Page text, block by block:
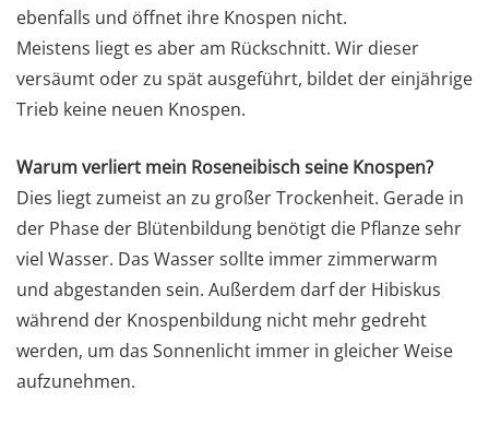
ebenfalls und öffnet ihre Knospen nicht.
Meistens liegt es aber am Rückschnitt. Wir dieser
versäumt oder zu spät ausgeführt, bildet der einjährige
Trieb keine neuen Knospen.
Warum verliert mein Roseneibisch seine Knospen?
Dies liegt zumeist an zu großer Trockenheit. Gerade in
der Phase der Blütenbildung benötigt die Pflanze sehr
viel Wasser. Das Wasser sollte immer zimmerwarm
und abgestanden sein. Außerdem darf der Hibiskus
während der Knospenbildung nicht mehr gedreht
werden, um das Sonnenlicht immer in gleicher Weise
aufzunehmen.